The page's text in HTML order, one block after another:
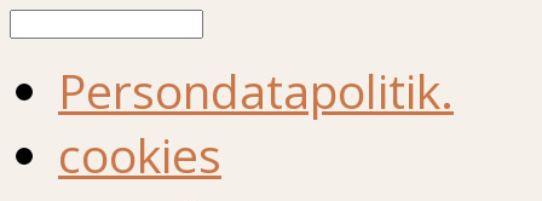
Persondatapolitik.
cookies